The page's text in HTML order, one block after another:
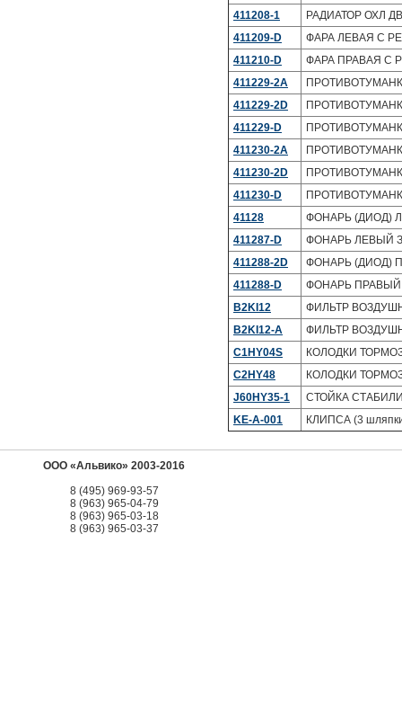
411208-1
РАДИАТОР ОХЛ
411209-D
ФАРА ЛЕВАЯ С
411210-D
ФАРА ПРАВАЯ С
411229-2A
411229-2D
411229-D
411230-2A
411230-2D
411230-D
41128
ФОНАРЬ (ДИОД)
411287-D
ФОНАРЬ ЛЕВЫЙ
411288-2D
ФОНАРЬ (ДИОД)
411288-D
ФОНАРЬ ПРАВЫЙ
B2KI12
ФИЛЬТР
B2KI12-A
ФИЛЬТР
C1HY04S
КОЛОДКИ
C2HY48
КОЛОДКИ
J60HY35-1
СТОЙКА
KE-A-001
КЛИПСА (3
ООО «Альвико» 2003-2016
8 (495) 969-93-57
8 (963) 965-04-79
8 (963) 965-03-18
8 (963) 965-03-37